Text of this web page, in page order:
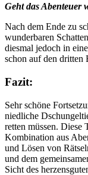
Geht das Abenteuer
Nach dem Ende zu
wunderbaren
diesmal jedoch in
schon auf den dritten
Fazit:
Sehr schöne
niedliche
retten müssen. Diese
Kombination aus
und Lösen von
und dem
Sicht des